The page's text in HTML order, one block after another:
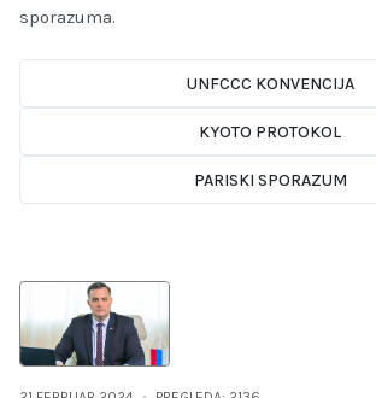
sporazuma.
UNFCCC KONVENCIJA
KYOTO PROTOKOL
PARISKI SPORAZUM